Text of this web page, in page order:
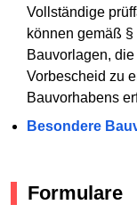
Vollständige
können gemäß
Bauvorlagen,
Vorbescheid zu
Bauvorhabens
Besondere
Formulare